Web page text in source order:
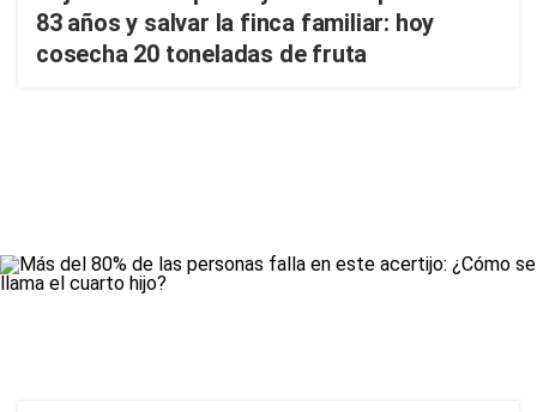
83 años y salvar la finca familiar: hoy
cosecha 20 toneladas de fruta